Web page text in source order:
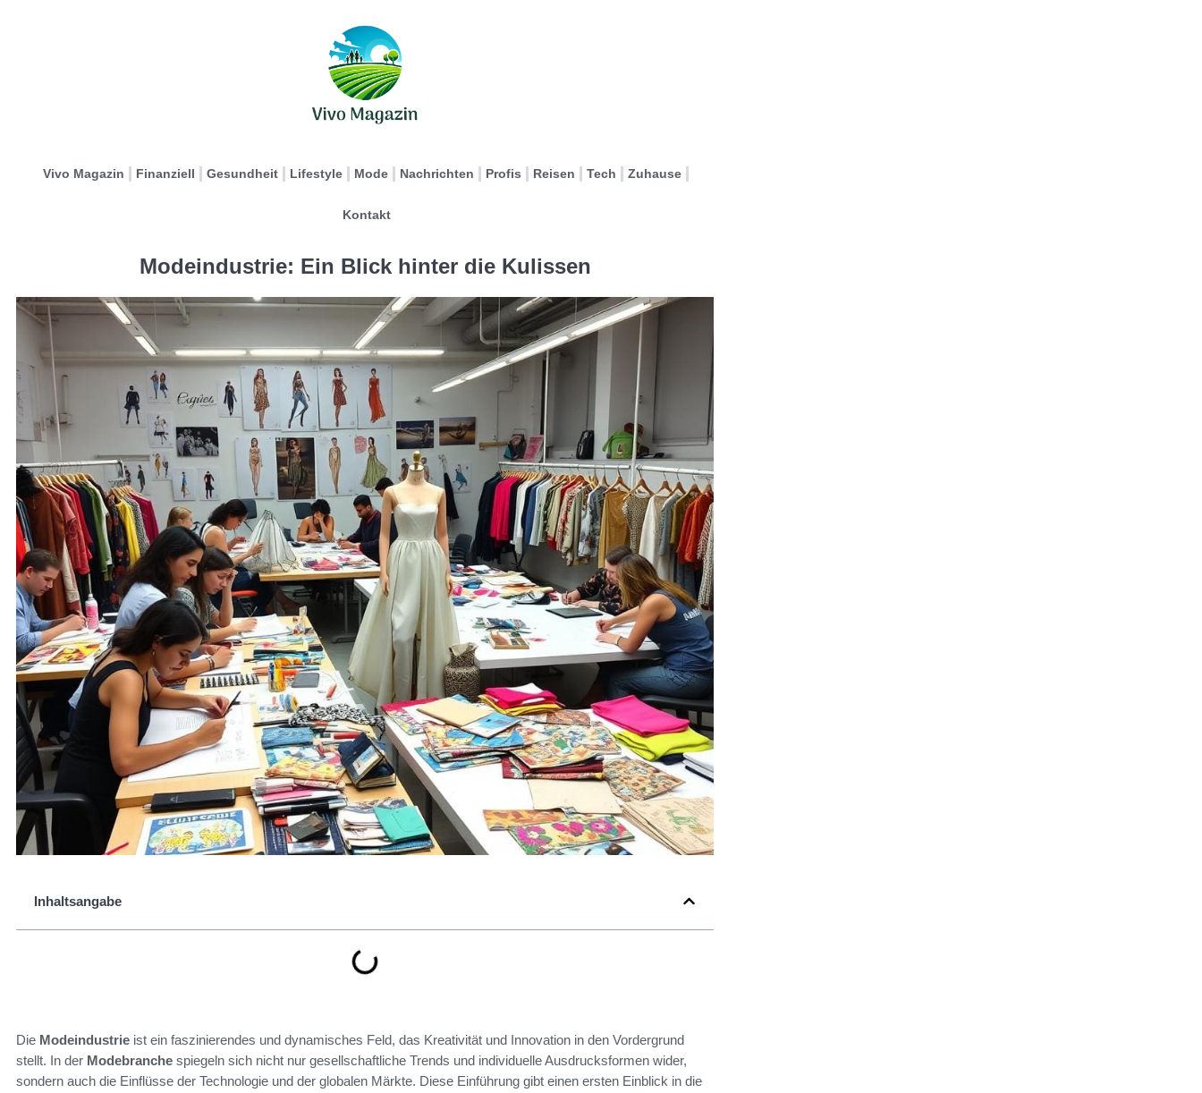
Vivo Magazin Finanziell Gesundheit Lifestyle Mode Nachrichten Profis Reisen Tech Zuhause
Kontakt
Modeindustrie: Ein Blick hinter die Kulissen
Inhaltsangabe
Die Modeindustrie ist ein faszinierendes und dynamisches Feld, das Kreativität und Innovation in den Vordergrund
stellt. In der Modebranche spiegeln sich nicht nur gesellschaftliche Trends und individuelle Ausdrucksformen wider,
sondern auch die Einflüsse der Technologie und der globalen Märkte. Diese Einführung gibt einen ersten Einblick in die